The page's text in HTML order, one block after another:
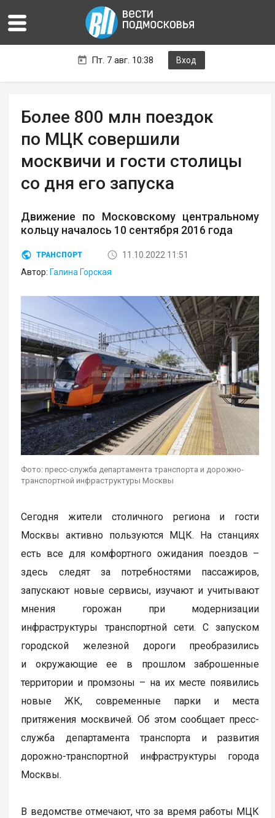
Пт. 7 авг. 10:38 Вход
Более 800 млн поездок
по МЦК совершили
москвичи и гости столицы
со дня его запуска
Движение по Московскому центральному
кольцу началось 10 сентября 2016 года
ТРАНСПОРТ
11.10.2022 11:51
Автор: Галина Горская
Фото: пресс-служба департамента транспорта и дорожно-
транспортной инфраструктуры Москвы
Сегодня жители столичного региона и гости
Москвы активно пользуются МЦК. На станциях
есть все для комфортного ожидания поездов –
здесь следят за потребностями пассажиров,
запускают новые сервисы, изучают и учитывают
мнения горожан при модернизации
инфраструктуры транспортной сети. С запуском
городской железной дороги преобразились
и окружающие ее в прошлом заброшенные
территории и промзоны – на их месте появились
новые ЖК, современные парки и места
притяжения москвичей. Об этом сообщает пресс-
служба департамента транспорта и развития
дорожно-транспортной инфраструктуры города
Москвы.
В ведомстве отмечают, что за время работы МЦК